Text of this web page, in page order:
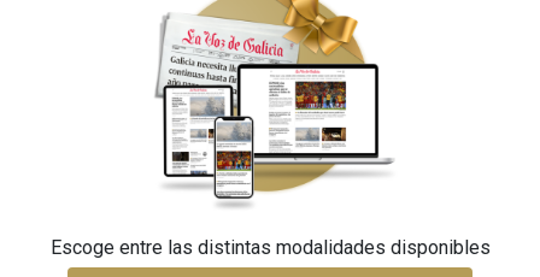
Escoge entre las distintas modalidades disponibles